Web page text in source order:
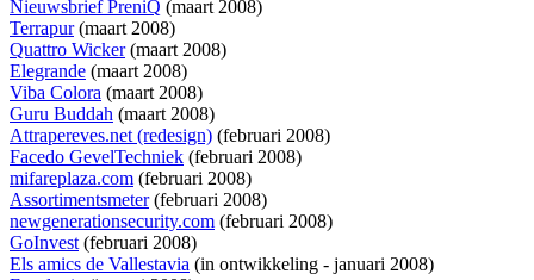
Nieuwsbrief PreniQ (maart 2008)
Terrapur(maart 2008)
Quattro Wicker(maart 2008)
Elegrande (maart 2008)
Viba Colora (maart 2008)
Guru Buddah (maart 2008)
Attrapereves.net (redesign) (februari 2008)
Facedo GevelTechniek (februari 2008)
mifareplaza.com (februari 2008)
Assortimentsmeter(februari 2008)
newgenerationsecurity.com (februari 2008)
GoInvest(februari 2008)
Els amics de Vallestavia (in ontwikkeling - januari 2008)